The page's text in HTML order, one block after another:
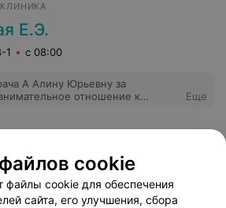
вернусь сюда снова!
ищете стоматолога, лучше
специалиста, а не доктора
Е.Э.
1 с 08:00
А Алину Юрьевну за
отношение к
Еще
cookie
файлы cookie для обеспечения
сайта, его улучшения, сбора